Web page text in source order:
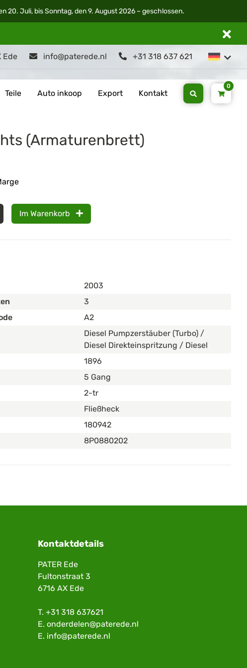
20. Juli, bis Sonntag, den 9. August 2026 – geschlossen.
Ede info@paterede.nl +31 318 637 621
Teile Auto inkoop Export Kontakt
0
(Armaturenbrett)
Im Warenkorb
2003
3
A2
Diesel Pumpzerstäuber (Turbo) /
Diesel Direkteinspritzung / Diesel
1896
5 Gang
2-tr
Fließheck
180942
8P0880202
Kontaktdetails
PATER Ede
Fultonstraat 3
6716 AX Ede
T. +31 318 637621
E. onderdelen@paterede.nl
E. info@paterede.nl